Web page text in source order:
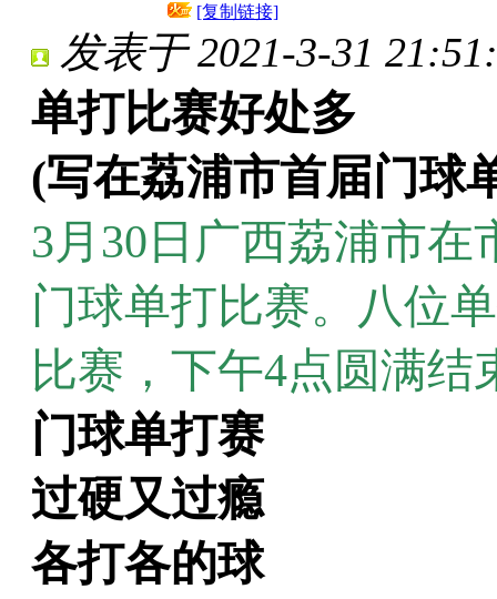
[复制链接]
发表于 2021-3-31
单打比赛好处多
(写在荔浦市首届门球
3月30日广西荔浦市
门球单打比赛。八位
比赛，下午4点圆满结
门球单打赛
过硬又过瘾
各打各的球